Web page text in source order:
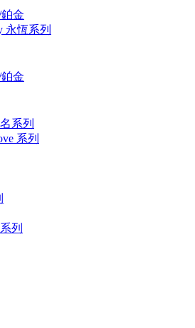
金
永恆系列
金
系列
系列
列